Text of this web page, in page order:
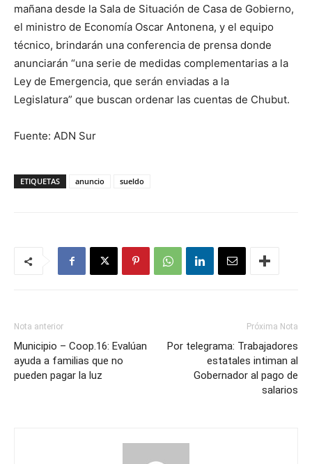
mañana desde la Sala de Situación de Casa de Gobierno,
el ministro de Economía Oscar Antonena, y el equipo
técnico, brindarán una conferencia de prensa donde
anunciarán “una serie de medidas complementarias a la
Ley de Emergencia, que serán enviadas a la
Legislatura” que buscan ordenar las cuentas de Chubut.
Fuente: ADN Sur
ETIQUETAS anuncio sueldo
Nota anterior
Municipio – Coop.16: Evalúan
ayuda a familias que no
pueden pagar la luz
Próxima Nota
Por telegrama: Trabajadores
estatales intiman al
Gobernador al pago de
salarios